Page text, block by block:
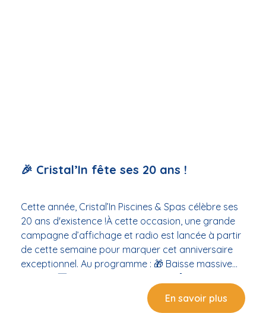
🎉 Cristal’In fête ses 20 ans !
Cette année, Cristal’In Piscines & Spas célèbre ses
20 ans d'existence !À cette occasion, une grande
campagne d’affichage et radio est lancée à partir
de cette semaine pour marquer cet anniversaire
exceptionnel. Au programme : 🎁 Baisse massive
du nouveau robot piscine...et bien plus encore à
découvrir en magasin ! 📍 Rendez-vous à Balaruc-
En savoir plus